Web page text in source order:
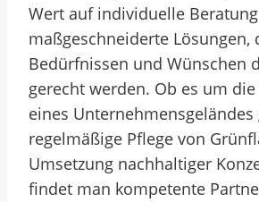
Wert auf individuelle
maßgeschneiderte Lösungen,
Bedürfnissen und Wünschen
gerecht werden. Ob es um
eines Unternehmensgeländes
regelmäßige Pflege von
Umsetzung nachhaltiger
findet man kompetente